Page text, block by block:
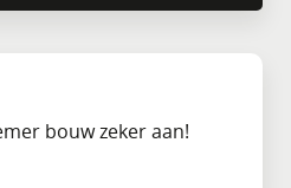
bouw zeker aan!